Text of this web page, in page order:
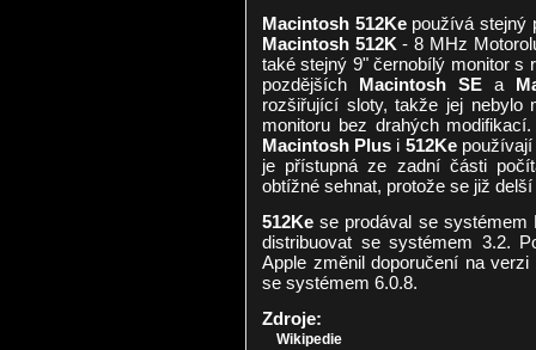
Macintosh 512Kepoužívá stejný
Macintosh 512K - 8 MHz
také stejný 9" černobílý monitor s
pozdějších Macintosh SE a
rozšiřující sloty, takže jej nebylo
monitoru bez drahých
Macintosh Plus i 512Kepoužívají
je přístupná ze zadní části
obtížné sehnat, protože se již
512Kese prodával se systémem
distribuovat se systémem 3.2.
Apple změnil doporučení na
se systémem 6.0.8.
Zdroje:
Wikipedie